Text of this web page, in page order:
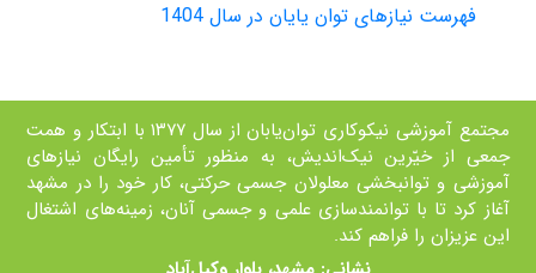
فهرست نیازهای توان یایان در سال 1404
مجتمع آموزشی نیکوکاری توان‌یابان از سال ۱۳۷۷ با ابتکار و همت
جمعی از خيّرين نیک‌اندیش، به منظور تأمین رايگان نیازهای
آموزشی و توانبخشی معلولان جسمی حرکتی، کار خود را در مشهد
آغاز کرد تا با توانمند‌سازی علمی و جسمی آنان، زمينه‌های اشتغال
اين عزيزان را فراهم کند.